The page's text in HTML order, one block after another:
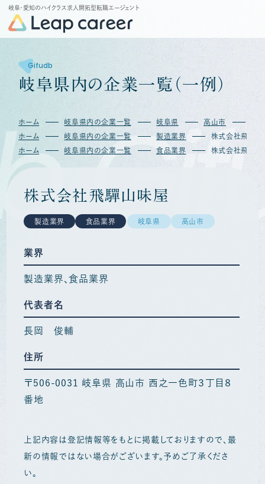
岐阜・愛知のハイクラス求人開拓型転職エージェント
Gifudb
岐阜県 内の企業一覧 （ 一例 ）
ホーム 岐阜県内の企業一覧 岐阜県 高山市
ホーム
岐阜県内の企業一覧 製造業界
株式会社飛驒山
ホーム
岐阜県内の企業一覧 食品業界 株式会社飛驒山
株式会社飛驒山味屋
製造業界 食品業界 岐阜県 高山市
業界
製造業界 食品業界
代表者名
長岡 俊輔
住所
〒506-0031 岐阜県 高山市 西之一色町３丁目８
番地
上記内容は登記情報等をもとに掲載しておりますので、最
新の情報ではない場合がございます。予めご了承くださ
い。